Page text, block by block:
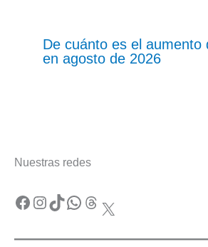
De cuánto es el aumento
en agosto de 2026
Nuestras redes
Facebook Instagram TikTok WhatsApp Threads X